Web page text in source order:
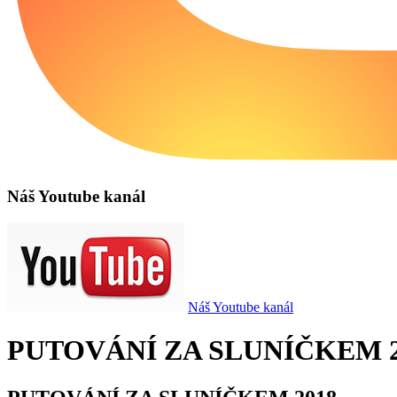
Náš Youtube kanál
Náš Youtube kanál
PUTOVÁNÍ ZA SLUNÍČKEM